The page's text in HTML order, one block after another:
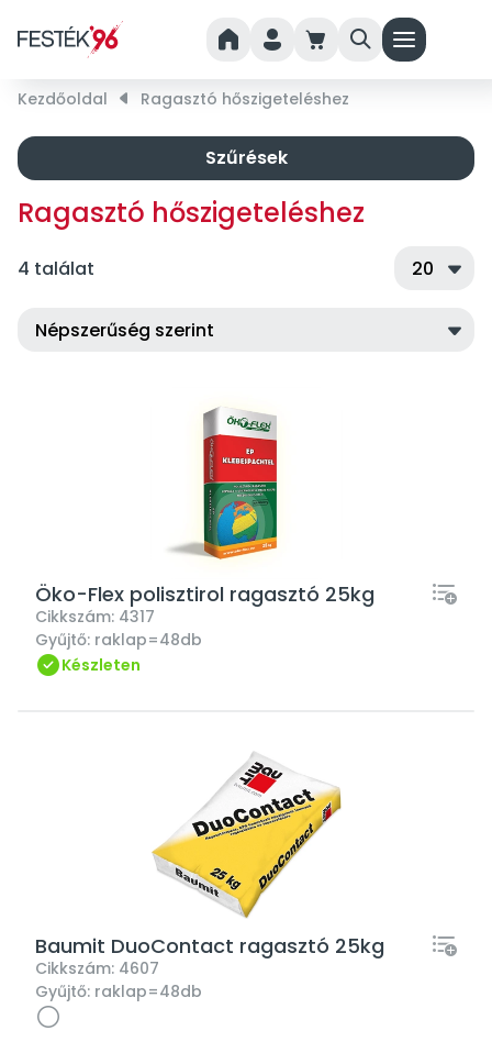
home person cart search menu
Kezdőoldal right_small Ragasztó hőszigeteléshez
Ragasztó hőszigeteléshez
4 találat
Öko-Flex polisztirol ragasztó 25kg
Cikkszám: 4317
Gyűjtő: raklap=48db
Készleten
Baumit DuoContact ragasztó 25kg
Cikkszám: 4607
Gyűjtő: raklap=48db
Szűrések